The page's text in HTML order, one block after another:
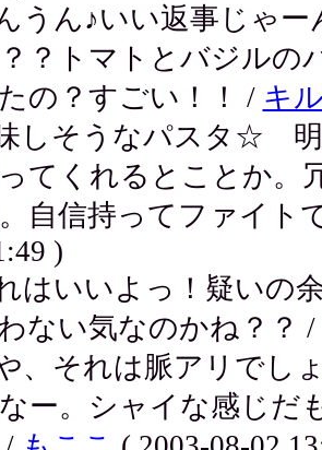
うん♪いい返事じゃ
？トマトとバジルの
の？すごい！！ / キ
しそうなパスタ☆ 明
てくれるとことか。
自信持ってファイト
)
はいいよっ！疑いの
ない気なのかね？？ /
、それは脈アリでし
ー。シャイな感じだ